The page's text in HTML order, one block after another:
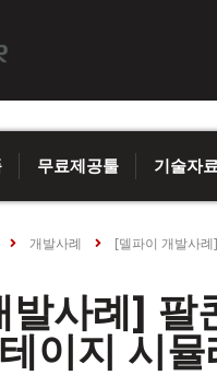
무료제공툴 기술자
개발사례 [델파이 개발사
발사례] 팔
이지 시뮬